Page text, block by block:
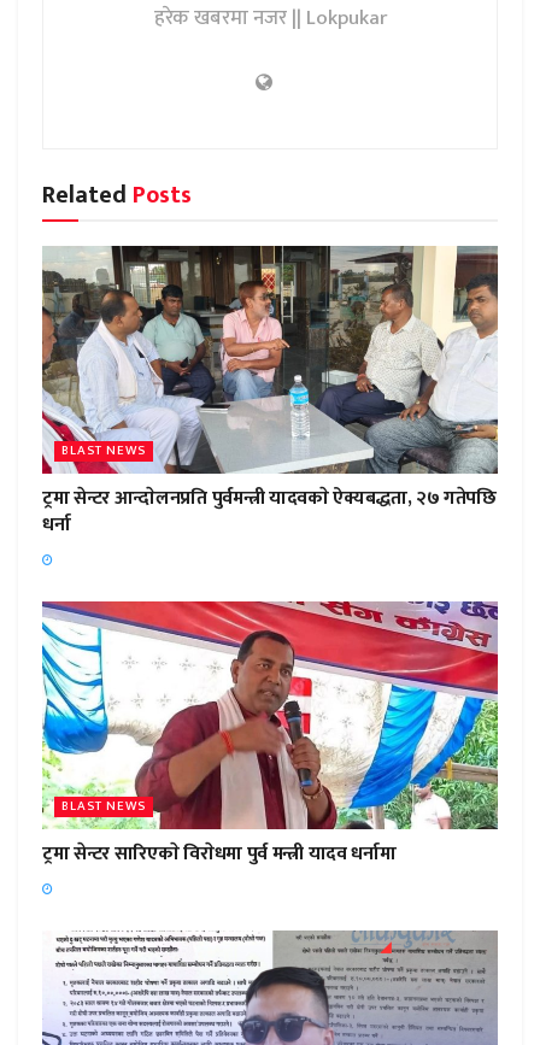
हरेक खबरमा नजर || Lokpukar
Related Posts
BLAST NEWS
ट्रमा सेन्टर आन्दाेलनप्रति पुर्वमन्त्री यादवकाे ऐक्यबद्धता, २७ गतेपछि
धर्ना
BLAST NEWS
ट्रमा सेन्टर सारिएकाे विराेधमा पुर्व मन्त्री यादव धर्नामा